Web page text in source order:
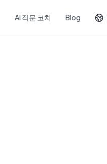
AI 작문 코치 Blog